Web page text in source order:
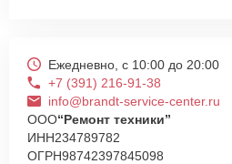
Ежедневно, с 10:00 до 20:00
+7 (391) 216-91-38
info@brandt-service-center.ru
ООО“Ремонт техники”
ИНН234789782
ОГРН98742397845098